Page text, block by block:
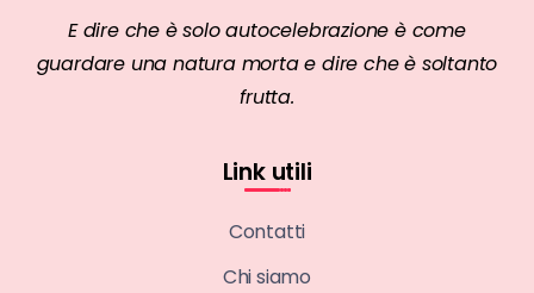
E dire che è solo autocelebrazione è come
guardare una natura morta e dire che è soltanto
frutta.
Link utili
Contatti
Chi siamo